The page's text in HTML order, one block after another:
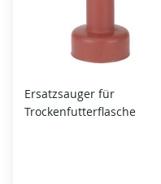
Ersatzsauger für
Trockenfutterflasche